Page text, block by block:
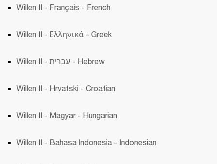
Willen II - Français - French
Willen II - Ελληνικά - Greek
Willen II - עברית - Hebrew
Willen II - Hrvatski - Croatian
Willen II - Magyar - Hungarian
Willen II - Bahasa Indonesia - Indonesian